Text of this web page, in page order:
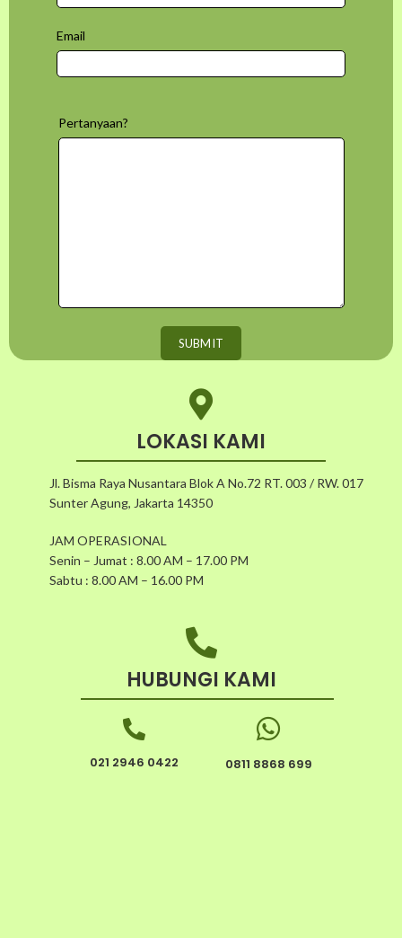
Email
Pertanyaan?
LOKASI KAMI
Jl. Bisma Raya Nusantara Blok A No.72 RT. 003 / RW. 017
Sunter Agung, Jakarta 14350
JAM OPERASIONAL
Senin – Jumat : 8.00 AM – 17.00 PM
Sabtu : 8.00 AM – 16.00 PM
HUBUNGI KAMI
021 2946 0422 0811 8868 699